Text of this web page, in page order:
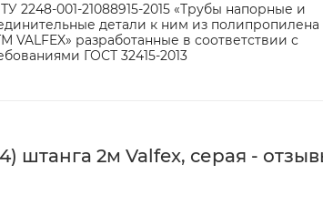
2248-001-21088915-2015 «Трубы напорные и
детали к ним из полипропилена
VALFEX» разработанные в соответствии с
ГОСТ 32415-2013
штанга 2м Valfex, серая -